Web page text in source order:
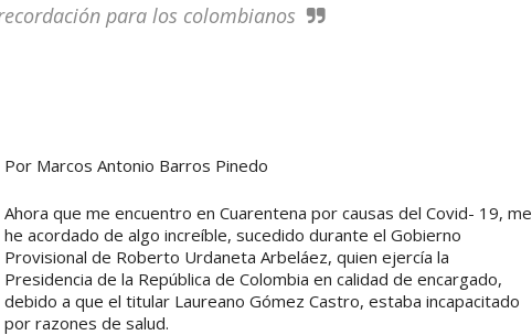
para los colombianos
Por Marcos Antonio Barros Pinedo
Ahora que me encuentro en Cuarentena por causas del Covid- 19, me
he acordado de algo increíble, sucedido durante el Gobierno
Provisional de Roberto Urdaneta Arbeláez, quien ejercía la
Presidencia de la República de Colombia en calidad de encargado,
debido a que el titular Laureano Gómez Castro, estaba incapacitado
por razones de salud.